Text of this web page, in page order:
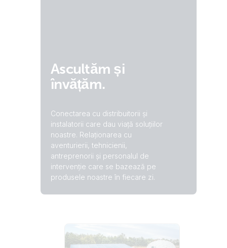
Ascultăm și
învățăm.
Conectarea cu distribuitorii și
instalatorii care dau viață soluțiilor
noastre. Relaționarea cu
aventurierii, tehnicienii,
antreprenorii și personalul de
intervenție care se bazează pe
produsele noastre în fiecare zi.